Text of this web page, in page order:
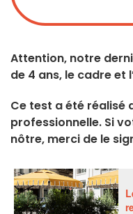
Attention, notre
de 4 ans, le cadre et
Ce test a été réalisé
professionnelle. Si
nôtre, merci de le